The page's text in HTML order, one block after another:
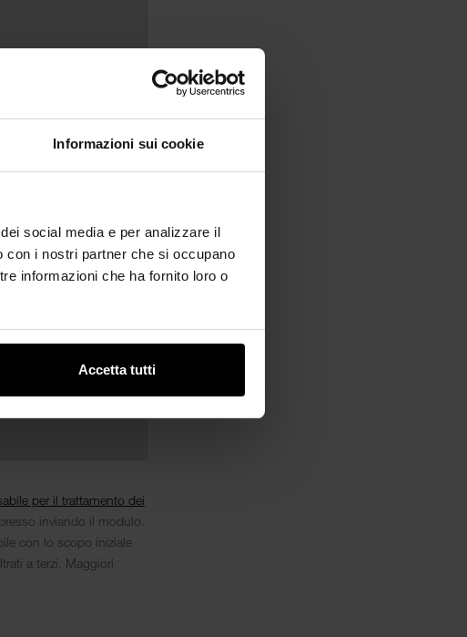
Informazioni sui cookie
social media e per analizzare il
i nostri partner che si occupano
informazioni che ha fornito loro o
Accetta tutti
per il trattamento dei
inviando il modulo.
con lo scopo iniziale
a terzi. Maggiori